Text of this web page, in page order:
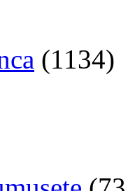
(1134)